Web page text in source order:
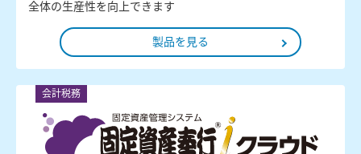
全体の生産性を向上できます
製品を見る
会計税務